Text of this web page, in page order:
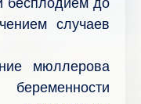
случаев
мюллерова